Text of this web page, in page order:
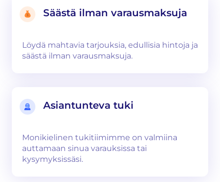
Säästä ilman varausmaksuja
Löydä mahtavia tarjouksia, edullisia hintoja ja
säästä ilman varausmaksuja.
Asiantunteva tuki
Monikielinen tukitiimimme on valmiina
auttamaan sinua varauksissa tai
kysymyksissäsi.